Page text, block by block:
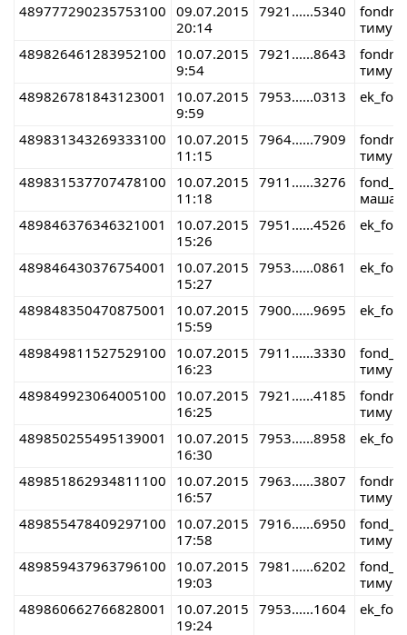
489777290235753100 09.07.2015
20:14
7921......5340
тимур
489826461283952100
10.07.2015
9:54
7921......8643
тимур
489826781843123001
10.07.2015
9:59
7953......0313
489831343269333100
10.07.2015
11:15
7964......7909
тимур
489831537707478100
10.07.2015
11:18
7911......3276
маша
489846376346321001
10.07.2015
15:26
7951......4526
489846430376754001
10.07.2015
15:27
7953......0861
489848350470875001
10.07.2015
15:59
7900......9695
489849811527529100
10.07.2015
16:23
7911......3330
тимур
489849923064005100
10.07.2015
16:25
7921......4185
тимур
489850255495139001
10.07.2015
16:30
7953......8958
489851862934811100
10.07.2015
16:57
7963......3807
тимур
489855478409297100
10.07.2015
17:58
7916......6950
тимур
489859437963796100
10.07.2015
19:03
7981......6202
тимур
489860662766828001
10.07.2015
19:24
7953......1604